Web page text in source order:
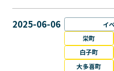
2025-06-06 イ
栄町
白子町
大多喜町